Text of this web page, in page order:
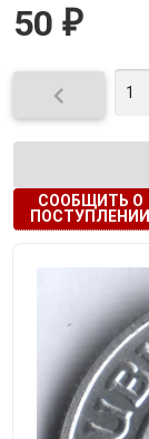
50 ₽

СООБЩИТЬ О
ПОСТУПЛЕНИИ